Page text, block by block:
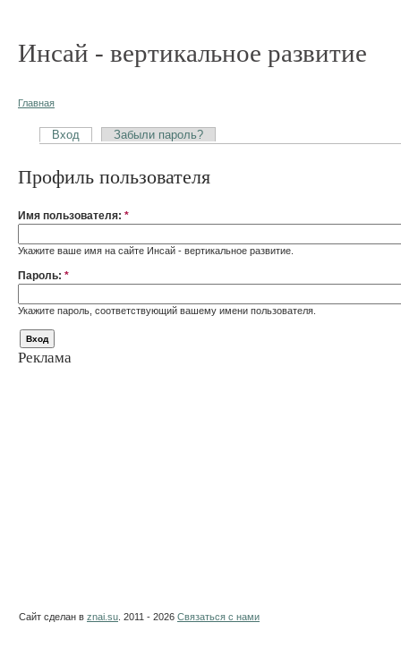
Инсай - вертикальное развитие
Главная
Вход Забыли пароль?
Профиль пользователя
Имя пользователя: *
Укажите ваше имя на сайте Инсай - вертикальное развитие.
Пароль: *
Укажите пароль, соответствующий вашему имени пользователя.
Реклама
Сайт сделан в znai.su . 2011 - 2026 Связаться с нами